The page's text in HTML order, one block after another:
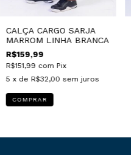
CALÇA CARGO SARJA
MARROM LINHA BRANCA
R$159,99
R$151,99 com Pix
5 x de R$32,00 sem juros
COMPRAR